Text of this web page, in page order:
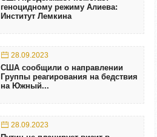
геноцидному режиму Алиева:
Институт Лемкина
28.09.2023
США сообщили о направлении
Группы реагирования на бедствия
на Южный...
28.09.2023